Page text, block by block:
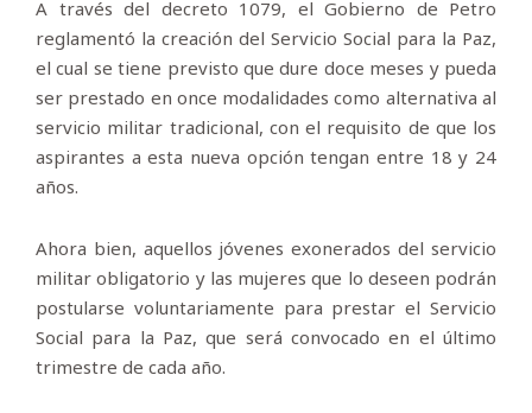
A través del decreto 1079, el Gobierno de Petro
reglamentó la creación del Servicio Social para la Paz,
el cual se tiene previsto que dure doce meses y pueda
ser prestado en once modalidades como alternativa al
servicio militar tradicional, con el requisito de que los
aspirantes a esta nueva opción tengan entre 18 y 24
años.
Ahora bien, aquellos jóvenes exonerados del servicio
militar obligatorio y las mujeres que lo deseen podrán
postularse voluntariamente para prestar el Servicio
Social para la Paz, que será convocado en el último
trimestre de cada año.